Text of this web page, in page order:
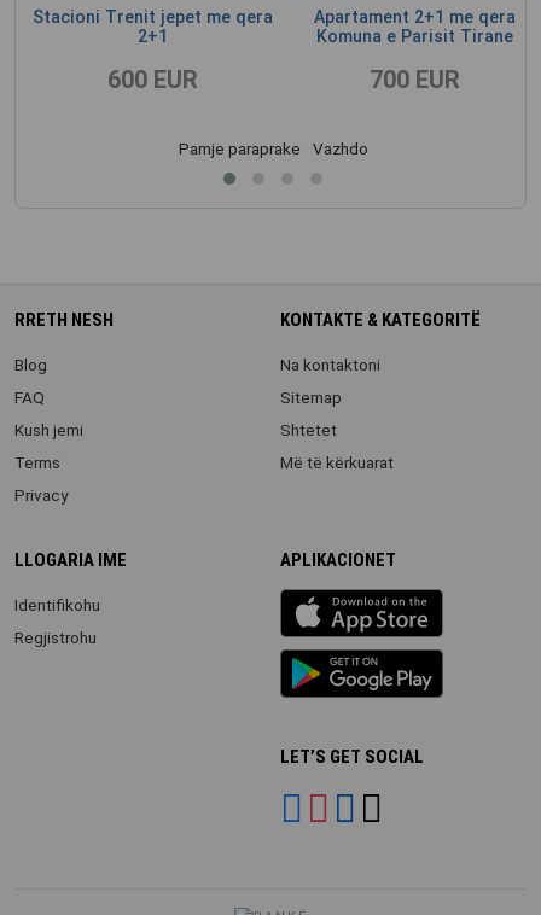
Stacioni Trenit jepet me qera
2+1
600 EUR
Apartament 2+1 me qera
Komuna e Parisit Tirane
700 EUR
Pamje paraprake Vazhdo
RRETH NESH
Blog
FAQ
Kush jemi
Terms
Privacy
KONTAKTE & KATEGORITË
Na kontaktoni
Sitemap
Shtetet
Më të kërkuarat
LLOGARIA IME
Identifikohu
Regjistrohu
APLIKACIONET
iOS
app
Android
App
LET’S GET SOCIAL